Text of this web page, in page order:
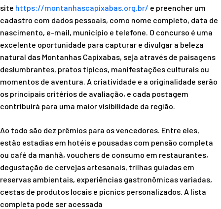
site https://montanhascapixabas.org.br/ e preencher um
cadastro com dados pessoais, como nome completo, data de
nascimento, e-mail, município e telefone. O concurso é uma
excelente oportunidade para capturar e divulgar a beleza
natural das Montanhas Capixabas, seja através de paisagens
deslumbrantes, pratos típicos, manifestações culturais ou
momentos de aventura. A criatividade e a originalidade serão
os principais critérios de avaliação, e cada postagem
contribuirá para uma maior visibilidade da região.
Ao todo são dez prêmios para os vencedores. Entre eles,
estão estadias em hotéis e pousadas com pensão completa
ou café da manhã, vouchers de consumo em restaurantes,
degustação de cervejas artesanais, trilhas guiadas em
reservas ambientais, experiências gastronômicas variadas,
cestas de produtos locais e picnics personalizados. A lista
completa pode ser acessada